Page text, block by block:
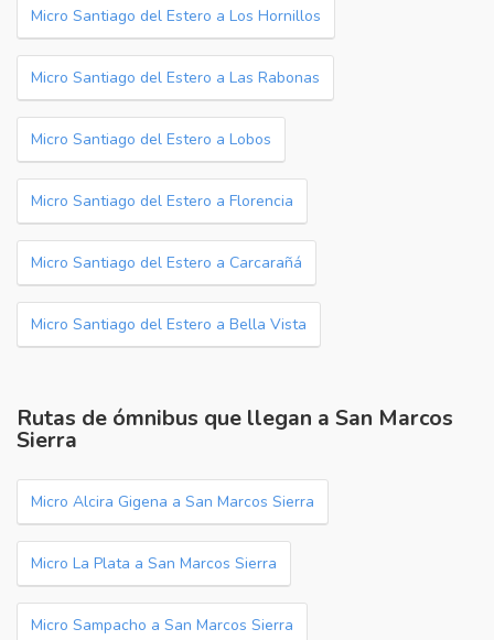
Micro Santiago del Estero a Los Hornillos
Micro Santiago del Estero a Las Rabonas
Micro Santiago del Estero a Lobos
Micro Santiago del Estero a Florencia
Micro Santiago del Estero a Carcarañá
Micro Santiago del Estero a Bella Vista
Rutas de ómnibus que llegan a San Marcos
Sierra
Micro Alcira Gigena a San Marcos Sierra
Micro La Plata a San Marcos Sierra
Micro Sampacho a San Marcos Sierra